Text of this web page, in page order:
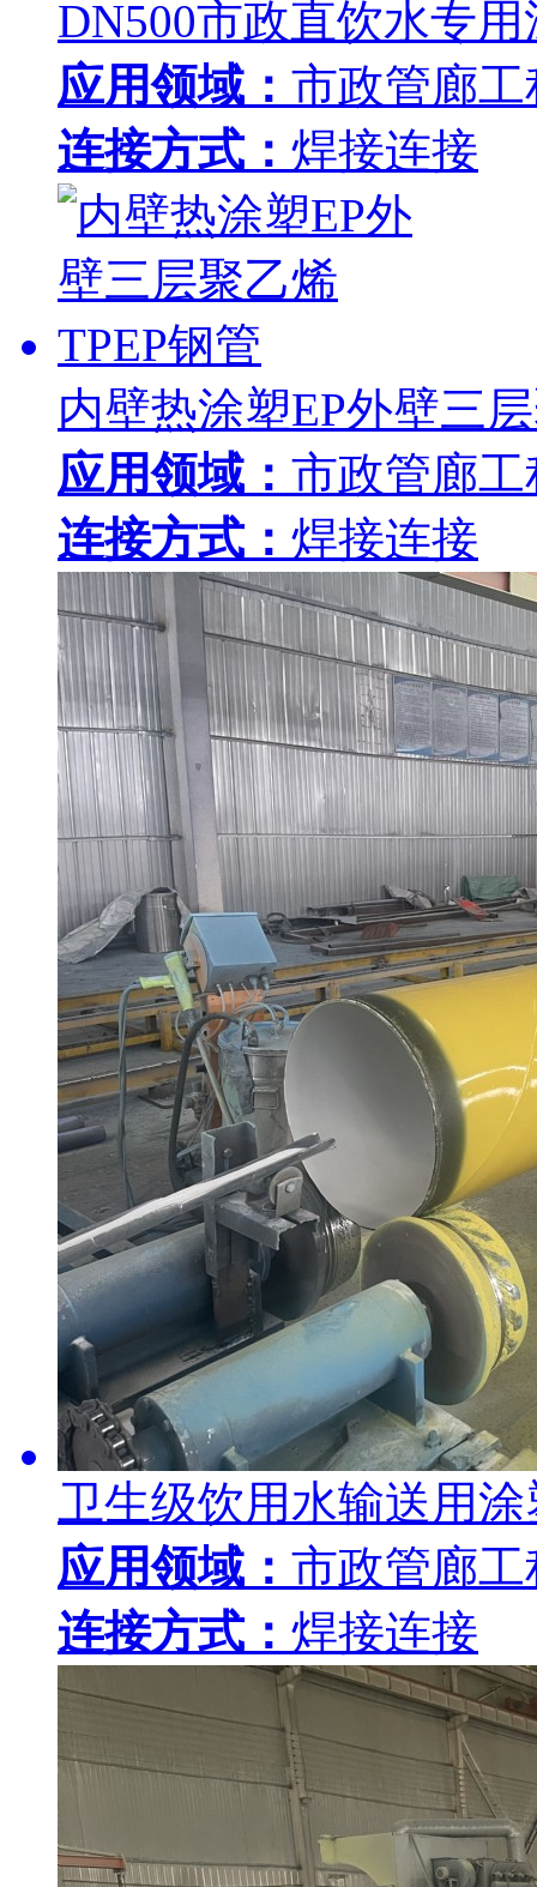
DN500市政直饮水专
应用领域： 市政管廊工
连接方式： 焊接连接
内壁热涂塑EP外壁三
应用领域： 市政管廊工
连接方式： 焊接连接
卫生级饮用水输送用
应用领域： 市政管廊工
连接方式： 焊接连接